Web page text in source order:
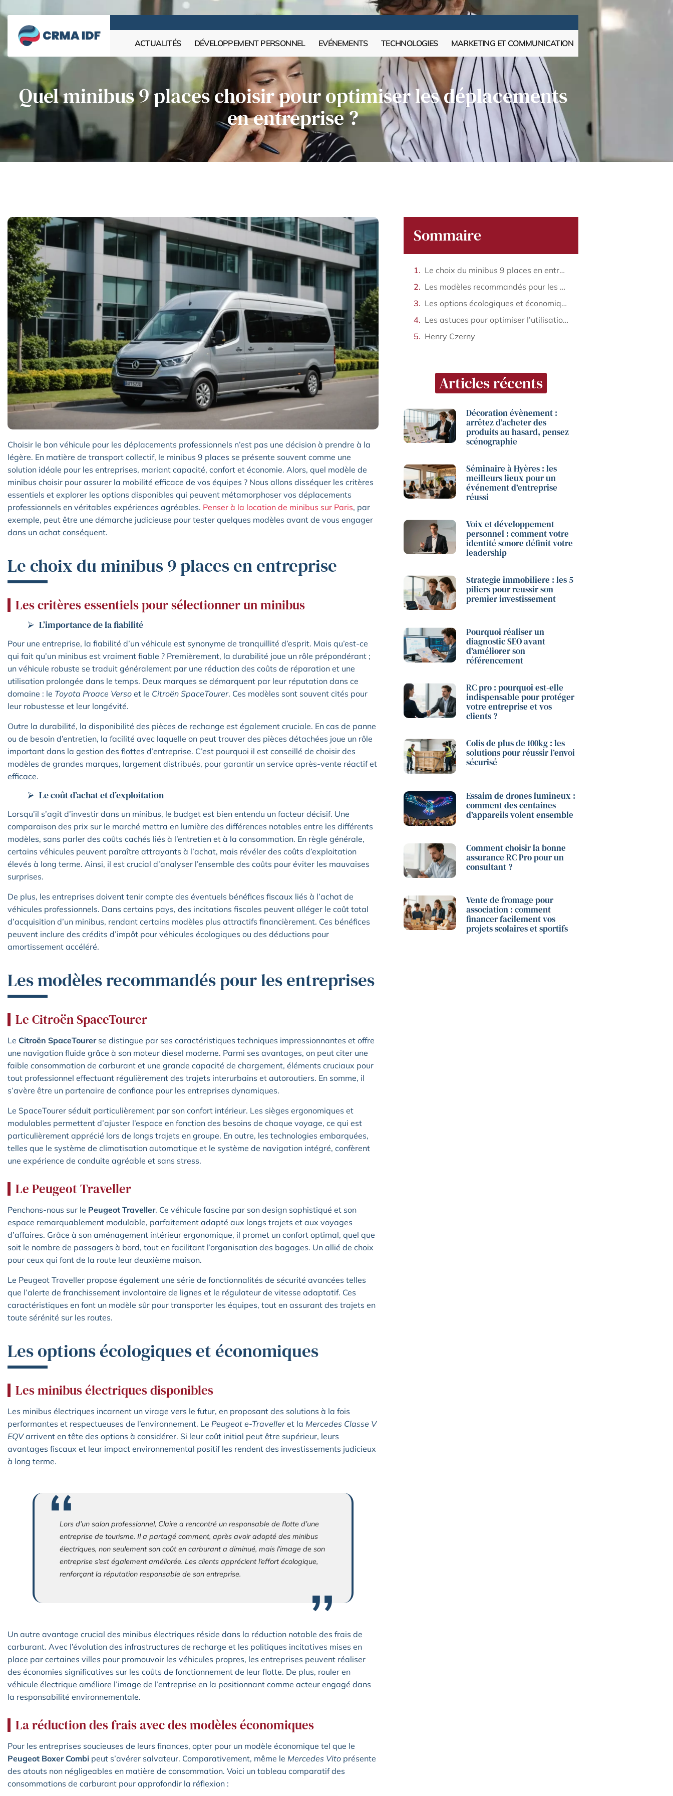
ACTUALITÉS DÉVELOPPEMENT PERSONNEL EVÉNEMENTS TECHNOLOGIES MARKETING ET COMMUNICATION
Quel minibus 9 places choisir pour optimiser les déplacements
en entreprise ?
Choisir le bon véhicule pour les déplacements professionnels n’est pas une décision à prendre à la
légère. En matière de transport collectif, le minibus 9 places se présente souvent comme une
solution idéale pour les entreprises, mariant capacité, confort et économie. Alors, quel modèle de
minibus choisir pour assurer la mobilité efficace de vos équipes ? Nous allons disséquer les critères
essentiels et explorer les options disponibles qui peuvent métamorphoser vos déplacements
professionnels en véritables expériences agréables. Penser à la location de minibus sur Paris, par
exemple, peut être une démarche judicieuse pour tester quelques modèles avant de vous engager
dans un achat conséquent.
Le choix du minibus 9 places en entreprise
Les critères essentiels pour sélectionner un minibus
L’importance de la fiabilité
Pour une entreprise, la fiabilité d’un véhicule est synonyme de tranquillité d’esprit. Mais qu’est-ce
qui fait qu’un minibus est vraiment fiable ? Premièrement, la durabilité joue un rôle prépondérant ;
un véhicule robuste se traduit généralement par une réduction des coûts de réparation et une
utilisation prolongée dans le temps. Deux marques se démarquent par leur réputation dans ce
domaine : le Toyota Proace Verso et le Citroën SpaceTourer. Ces modèles sont souvent cités pour
leur robustesse et leur longévité.
Outre la durabilité, la disponibilité des pièces de rechange est également cruciale. En cas de panne
ou de besoin d’entretien, la facilité avec laquelle on peut trouver des pièces détachées joue un rôle
important dans la gestion des flottes d’entreprise. C’est pourquoi il est conseillé de choisir des
modèles de grandes marques, largement distribués, pour garantir un service après-vente réactif et
efficace.
Le coût d’achat et d’exploitation
Lorsqu’il s’agit d’investir dans un minibus, le budget est bien entendu un facteur décisif. Une
comparaison des prix sur le marché mettra en lumière des différences notables entre les différents
modèles, sans parler des coûts cachés liés à l’entretien et à la consommation. En règle générale,
certains véhicules peuvent paraître attrayants à l’achat, mais révéler des coûts d’exploitation
élevés à long terme. Ainsi, il est crucial d’analyser l’ensemble des coûts pour éviter les mauvaises
surprises.
De plus, les entreprises doivent tenir compte des éventuels bénéfices fiscaux liés à l’achat de
véhicules professionnels. Dans certains pays, des incitations fiscales peuvent alléger le coût total
d’acquisition d’un minibus, rendant certains modèles plus attractifs financièrement. Ces bénéfices
peuvent inclure des crédits d’impôt pour véhicules écologiques ou des déductions pour
amortissement accéléré.
Les modèles recommandés pour les entreprises
Le Citroën SpaceTourer
Le Citroën SpaceTourerse distingue par ses caractéristiques techniques impressionnantes et offre
une navigation fluide grâce à son moteur diesel moderne. Parmi ses avantages, on peut citer une
faible consommation de carburant et une grande capacité de chargement, éléments cruciaux pour
tout professionnel effectuant régulièrement des trajets interurbains et autoroutiers. En somme, il
s’avère être un partenaire de confiance pour les entreprises dynamiques.
Le SpaceTourer séduit particulièrement par son confort intérieur. Les sièges ergonomiques et
modulables permettent d’ajuster l’espace en fonction des besoins de chaque voyage, ce qui est
particulièrement apprécié lors de longs trajets en groupe. En outre, les technologies embarquées,
telles que le système de climatisation automatique et le système de navigation intégré, confèrent
une expérience de conduite agréable et sans stress.
Le Peugeot Traveller
Penchons-nous sur le Peugeot Traveller. Ce véhicule fascine par son design sophistiqué et son
espace remarquablement modulable, parfaitement adapté aux longs trajets et aux voyages
d’affaires. Grâce à son aménagement intérieur ergonomique, il promet un confort optimal, quel que
soit le nombre de passagers à bord, tout en facilitant l’organisation des bagages. Un allié de choix
pour ceux qui font de la route leur deuxième maison.
Le Peugeot Traveller propose également une série de fonctionnalités de sécurité avancées telles
que l’alerte de franchissement involontaire de lignes et le régulateur de vitesse adaptatif. Ces
caractéristiques en font un modèle sûr pour transporter les équipes, tout en assurant des trajets en
toute sérénité sur les routes.
Les options écologiques et économiques
Les minibus électriques disponibles
Les minibus électriques incarnent un virage vers le futur, en proposant des solutions à la fois
performantes et respectueuses de l’environnement. Le Peugeot e-Travelleret la Mercedes Classe V
EQVarrivent en tête des options à considérer. Si leur coût initial peut être supérieur, leurs
avantages fiscaux et leur impact environnemental positif les rendent des investissements judicieux
à long terme.
Lors d’un salon professionnel, Claire a rencontré un responsable de flotte d’une
entreprise de tourisme. Il a partagé comment, après avoir adopté des minibus
électriques, non seulement son coût en carburant a diminué, mais l’image de son
entreprise s’est également améliorée. Les clients apprécient l’effort écologique,
renforçant la réputation responsable de son entreprise.
Un autre avantage crucial des minibus électriques réside dans la réduction notable des frais de
carburant. Avec l’évolution des infrastructures de recharge et les politiques incitatives mises en
place par certaines villes pour promouvoir les véhicules propres, les entreprises peuvent réaliser
des économies significatives sur les coûts de fonctionnement de leur flotte. De plus, rouler en
véhicule électrique améliore l’image de l’entreprise en la positionnant comme acteur engagé dans
la responsabilité environnementale.
La réduction des frais avec des modèles économiques
Pour les entreprises soucieuses de leurs finances, opter pour un modèle économique tel que le
Peugeot Boxer Combi peut s’avérer salvateur. Comparativement, même le Mercedes Vito présente
des atouts non négligeables en matière de consommation. Voici un tableau comparatif des
consommations de carburant pour approfondir la réflexion :
Sommaire
Le choix du minibus 9 places en entreprise
Les modèles recommandés pour les entreprises
Les options écologiques et économiques
Les astuces pour optimiser l’utilisation et les déplacements
Henry Czerny
Articles récents
Décoration évènement :
arrêtez d’acheter des
produits au hasard, pensez
scénographie
Séminaire à Hyères : les
meilleurs lieux pour un
événement d’entreprise
réussi
Voix et développement
personnel : comment votre
identité sonore définit votre
leadership
Strategie immobiliere : les 5
piliers pour reussir son
premier investissement
Pourquoi réaliser un
diagnostic SEO avant
d’améliorer son
référencement
RC pro : pourquoi est-elle
indispensable pour protéger
votre entreprise et vos
clients ?
Colis de plus de 100kg : les
solutions pour réussir l’envoi
sécurisé
Essaim de drones lumineux :
comment des centaines
d’appareils volent ensemble
Comment choisir la bonne
assurance RC Pro pour un
consultant ?
Vente de fromage pour
association : comment
financer facilement vos
projets scolaires et sportifs